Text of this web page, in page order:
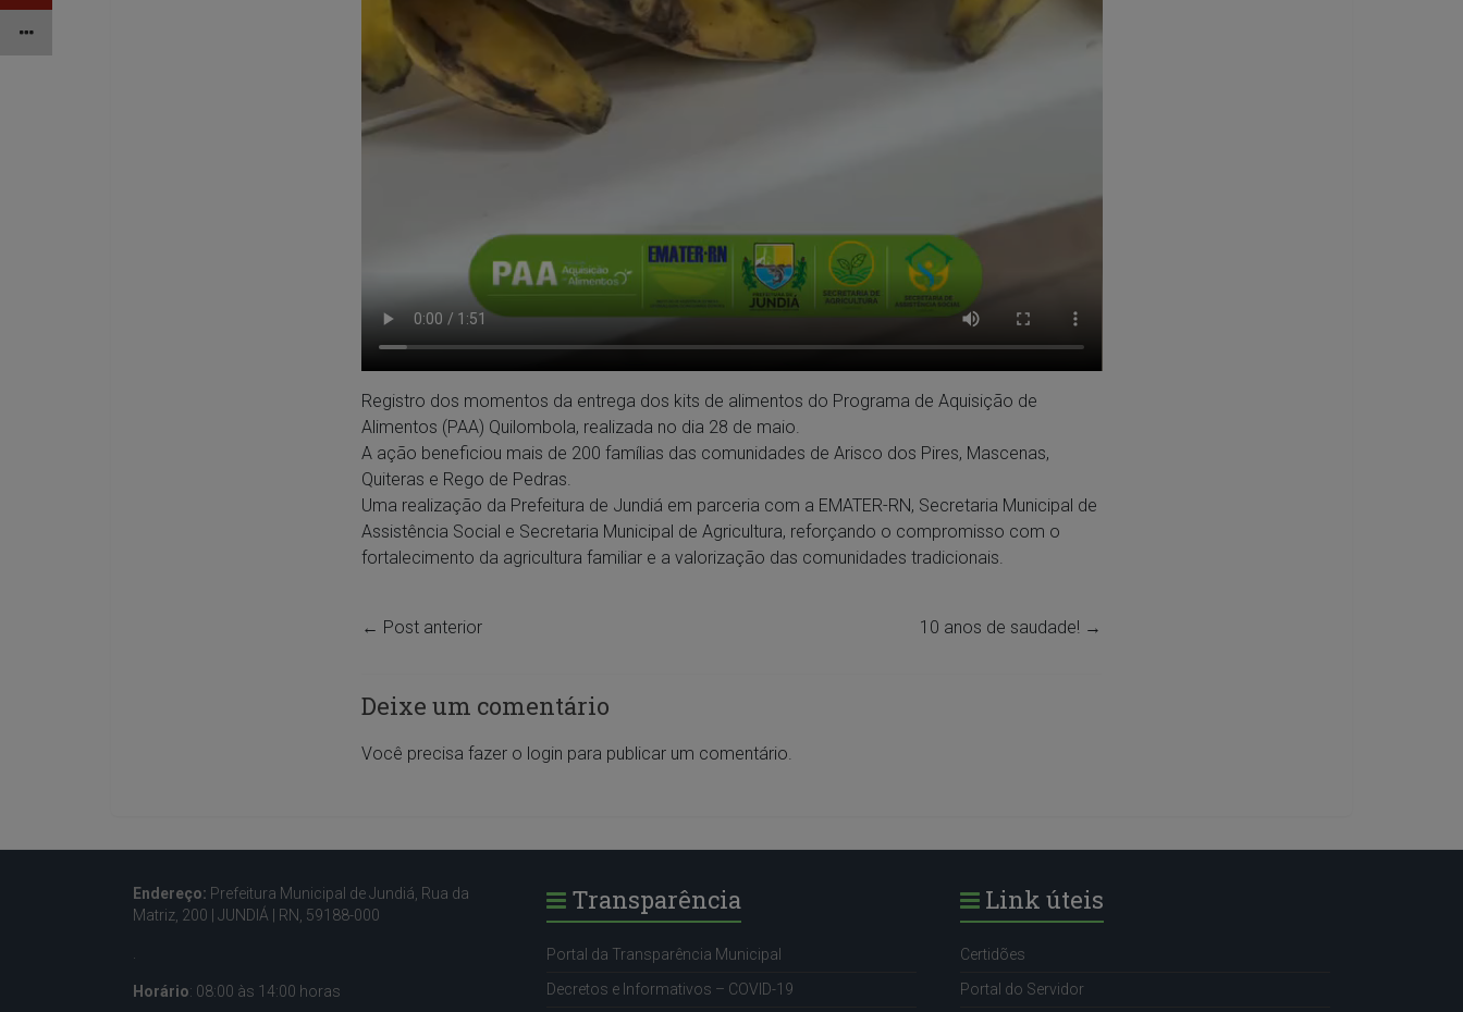
Registro dos momentos da entrega dos kits de alimentos do Programa de Aquisição de
Alimentos (PAA) Quilombola, realizada no dia 28 de maio.
A ação beneficiou mais de 200 famílias das comunidades de Arisco dos Pires, Mascenas,
Quiteras e Rego de Pedras.
Uma realização da Prefeitura de Jundiá em parceria com a EMATER-RN, Secretaria Municipal de
Assistência Social e Secretaria Municipal de Agricultura, reforçando o compromisso com o
fortalecimento da agricultura familiar e a valorização das comunidades tradicionais.
← Post anterior 10 anos de saudade! →
Deixe um comentário
Você precisa fazer o login para publicar um comentário.
Endereço: Prefeitura Municipal de Jundiá, Rua da
Matriz, 200 |
JUNDIÁ | RN, 59188-000
Horário: 08:00 às 14:00 horas
Transparência
Portal da Transparência Municipal
Decretos e Informativos – COVID-19
Link úteis
Certidões
Portal do Servidor